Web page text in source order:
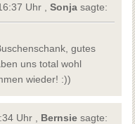
Uhr ,Sonjasagte:
gutes
uns total wohl
wieder! :))
Uhr , Bernsie sagte: